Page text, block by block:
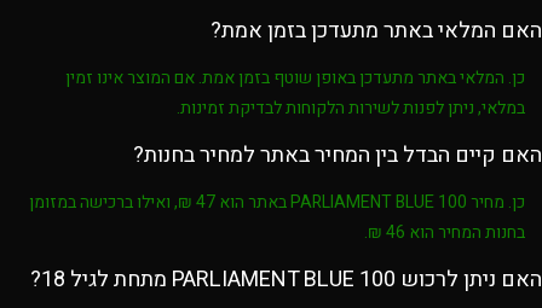
האם המלאי באתר מתעדכן בזמן אמת?
כן. המלאי באתר מתעדכן באופן שוטף בזמן אמת. אם המוצר אינו זמין
במלאי, ניתן לפנות לשירות הלקוחות לבדיקת זמינות.
האם קיים הבדל בין המחיר באתר למחיר בחנות?
כן. מחירPARLIAMENT BLUE 100באתר הוא47 ₪
, ואילו ברכישה במזומן
בחנות המחיר הוא 46 ₪
.
האם ניתן לרכוש PARLIAMENT BLUE 100 מתחת לגיל 18?